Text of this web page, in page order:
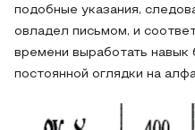
подобные указания,
овладел письмом, и
времени выработать навык
постоянной оглядки на